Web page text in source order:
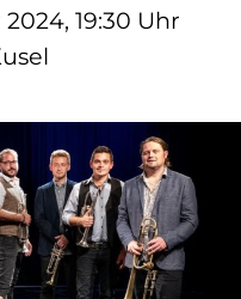
19:30 Uhr